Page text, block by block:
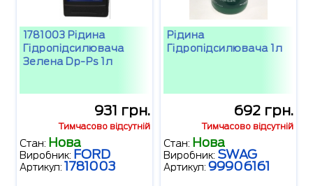
1781003 Рідина
Гідропідсилювача
Зелена Dp-Ps 1л
931 грн.
Тимчасово відсутній
Стан: Нова
Виробник: FORD
Артикул: 1781003
Рідина
Гідропідсилювача 1л
692 грн.
Тимчасово відсутній
Стан: Нова
Виробник: SWAG
Артикул: 99906161